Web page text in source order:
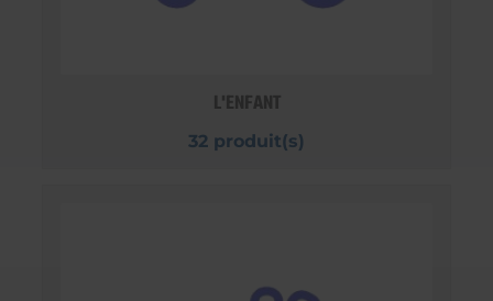
L'ENFANT
32 produit(s)